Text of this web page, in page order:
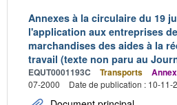
Annexes à la circulaire du 19
l'application aux entreprises
marchandises des aides à la
travail (texte non paru au
EQUT0001193C Transports
07-2000
Date de publication : 10-11-